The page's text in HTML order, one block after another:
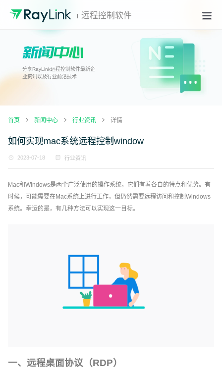
远程控制软件
分享RayLink远程控制软件最新企
业资讯以及行业前沿技术
首页 新闻中心 行业资讯 详情
如何实现mac系统远程控制window
2023-07-18 行业资讯
Mac和Windows是两个广泛使用的操作系统，它们有着各自的特点和优势。有
时候，可能需要在Mac系统上进行工作，但仍然需要远程访问和控制Windows
系统。幸运的是，有几种方法可以实现这一目标。
一、远程桌面协议（RDP）